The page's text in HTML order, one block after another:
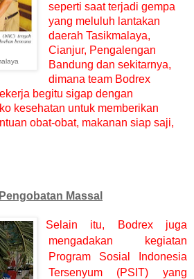
seperti saat terjadi gempa
yang meluluh lantakan
daerah Tasikmalaya,
Cianjur, Pengalengan
Bandung dan sekitarnya,
dimana team Bodrex
begitu sigap dengan
kesehatan untuk memberikan
obat-obat, makanan siap saji,
Massal
Selain itu, Bodrex juga
mengadakan kegiatan
Program Sosial Indonesia
Tersenyum (PSIT) yang